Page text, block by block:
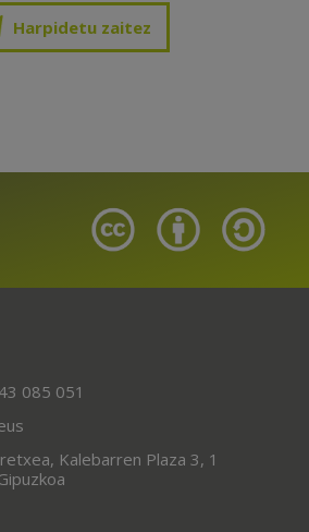
Harpidetu zaitez
085 051
Kalebarren Plaza 3, 1